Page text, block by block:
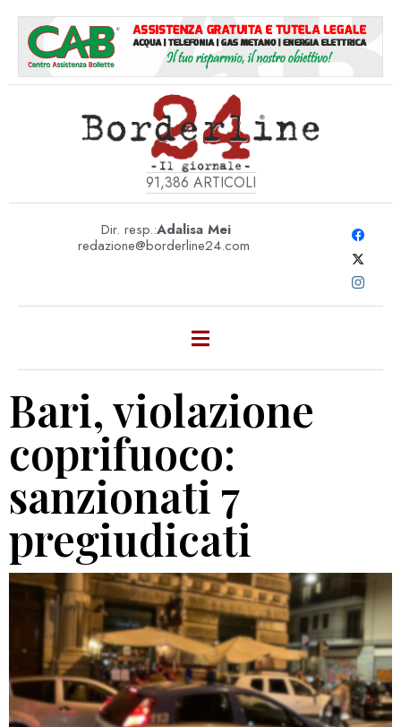
91,386 ARTICOLI
Dir. resp.:Adalisa Mei
redazione@borderline24.com
Bari, violazione
coprifuoco:
sanzionati 7
pregiudicati